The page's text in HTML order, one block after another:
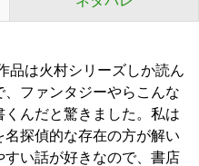
品は火村シリーズしか読ん
ファンタジーやらこんな
んだと驚きました。私は
名探偵的な存在の方が解い
い話が好きなので、書店